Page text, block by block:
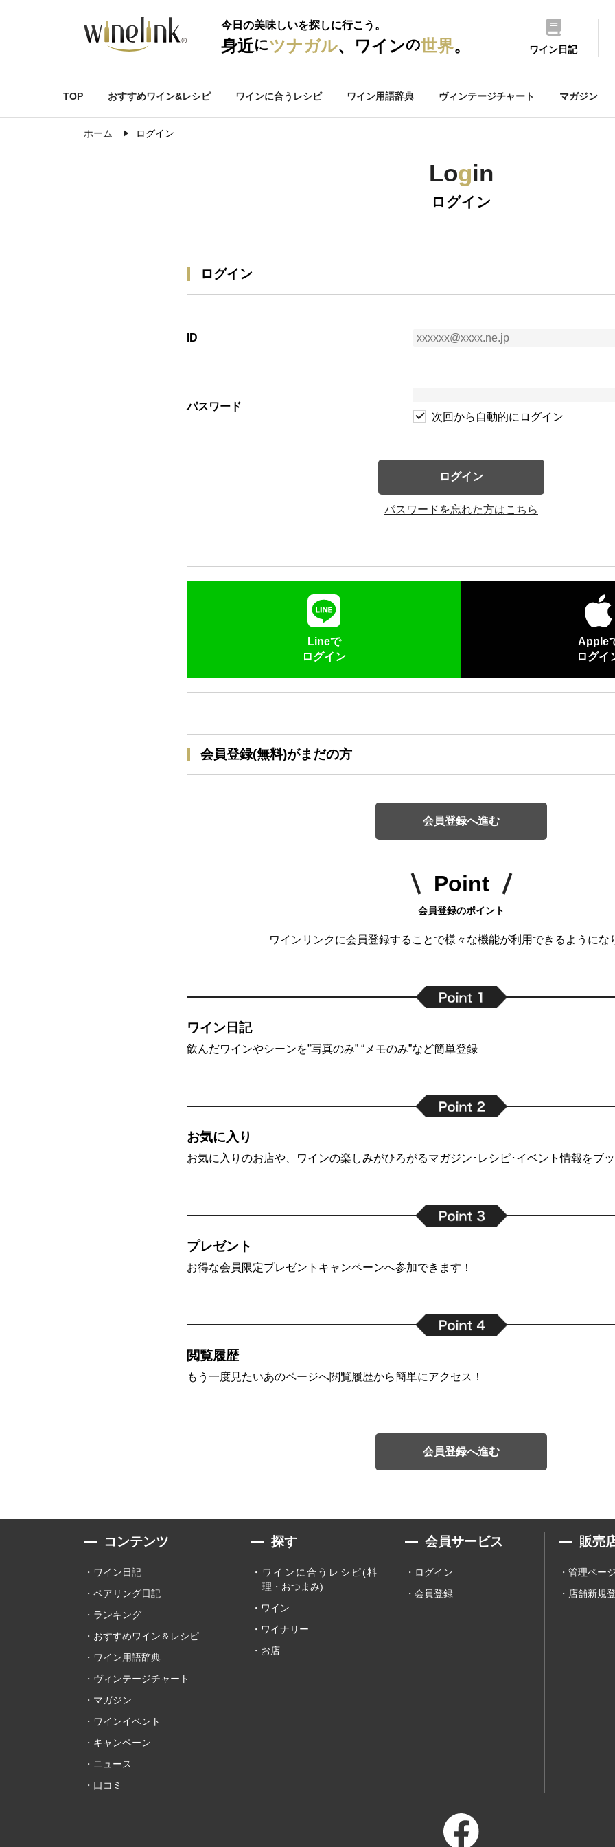
今日の美味しいを探しに行こう。
身近にツナガル、ワインの世界。 ワイン日記
TOP おすすめワイン&レシピ ワインに合うレシピ ワイン用語辞典 ヴィンテージチャート マガジン
ホーム ログイン
Login
ログイン
ログイン
ID
パスワード
次回から自動的にログイン
ログイン
パスワードを忘れた方はこちら
Lineで
ログイン
Apple
ログイ
会員登録(無料)がまだの方
会員登録へ進む
Point
会員登録のポイント
ワインリンクに会員登録することで様々な機能が利用できるようにな
ワイン日記
飲んだワインやシーンを”写真のみ” “メモのみ”など簡単登録
お気に入り
お気に入りのお店や、ワインの楽しみがひろがるマガジン･レシピ･イベント情報をブ
プレゼント
お得な会員限定プレゼントキャンペーンへ参加できます！
閲覧履歴
もう一度見たいあのページへ閲覧履歴から簡単にアクセス！
会員登録へ進む
コンテンツ
ワイン日記
ペアリング日記
ランキング
おすすめワイン＆レシピ
ワイン用語辞典
ヴィンテージチャート
マガジン
ワインイベント
キャンペーン
ニュース
口コミ
探す
ワインに合うレシピ(料
理・おつまみ)
ワイン
ワイナリー
お店
会員サービス
ログイン
会員登録
販売
管理ペー
店舗新規